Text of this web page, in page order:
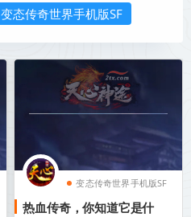
变态传奇世界手机版SF
变态传奇世界手机版SF
变态传奇单职业手机版
热血传奇，你知道它是什